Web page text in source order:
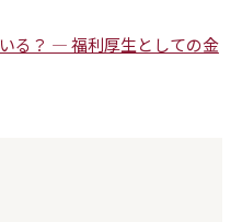
る？ ― 福利厚生としての金